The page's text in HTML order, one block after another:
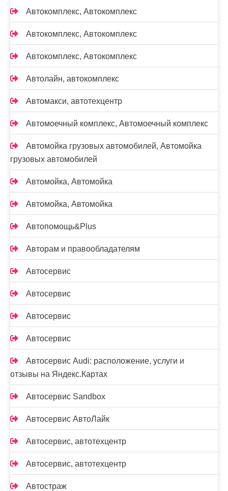
Автокомплекс, Автокомплекс
Автокомплекс, Автокомплекс
Автокомплекс, Автокомплекс
Автолайн, автокомплекс
Автомакси, автотехцентр
Автомоечный комплекс, Автомоечный комплекс
Автомойка грузовых автомобилей, Автомойка
грузовых автомобилей
Автомойка, Автомойка
Автомойка, Автомойка
Автопомощь&Plus
Авторам и правообладателям
Автосервис
Автосервис
Автосервис
Автосервис
Автосервис Audi: расположение, услуги и
отзывы на Яндекс.Картах
Автосервис Sandbox
Автосервис АвтоЛайк
Автосервис, автотехцентр
Автосервис, автотехцентр
Автостраж